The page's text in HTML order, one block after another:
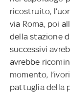
ricostruito,
via Roma, poi
della stazione
successivi
avrebbe
momento,
pattuglia della